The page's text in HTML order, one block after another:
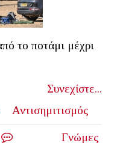
το ποτάμι μέχρι
Συνεχίστε...
Αντισημιτισμός
Γνώμες